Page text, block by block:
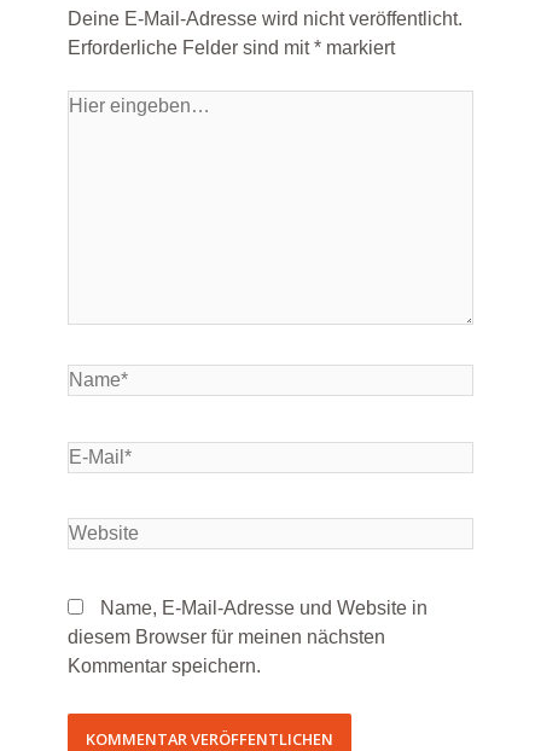
Deine E-Mail-Adresse wird nicht veröffentlicht.
Erforderliche Felder sind mit*markiert
Name, E-Mail-Adresse und Website in
diesem Browser für meinen nächsten
Kommentar speichern.